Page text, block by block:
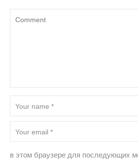
в этом браузере для последующих